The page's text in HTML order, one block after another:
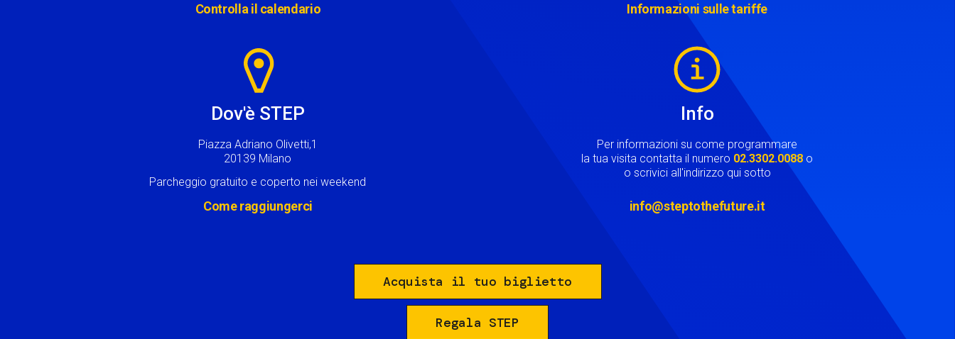
Controlla il calendario Informazioni sulle tariffe
Dov'è STEP
Piazza Adriano Olivetti,1
20139 Milano
Parcheggio gratuito e coperto nei weekend
Come raggiungerci
Info
Per informazioni su come programmare
la tua visita contatta il numero 02.3302.0088 o
o scrivici all'indirizzo qui sotto
info@steptothefuture.it
Acquista il tuo biglietto
Regala STEP